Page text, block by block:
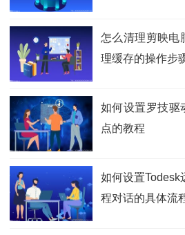
怎么清理剪映电
理缓存的操作步
如何设置​罗技驱
点的教程
如何设置Todesk
程对话的具体流